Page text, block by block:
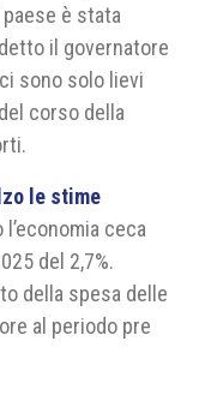
è stata
il governatore
sono solo lievi
corso della
le stime
l’economia ceca
del 2,7%.
della spesa delle
al periodo pre